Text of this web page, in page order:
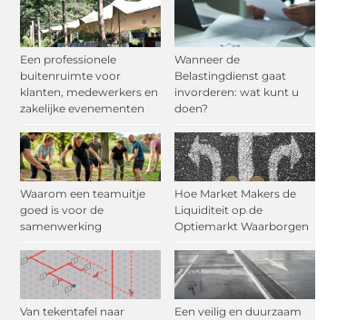
Een professionele
buitenruimte voor
klanten, medewerkers en
zakelijke evenementen
Wanneer de
Belastingdienst gaat
invorderen: wat kunt u
doen?
Waarom een teamuitje
goed is voor de
samenwerking
Hoe Market Makers de
Liquiditeit op de
Optiemarkt Waarborgen
Van tekentafel naar
Een veilig en duurzaam